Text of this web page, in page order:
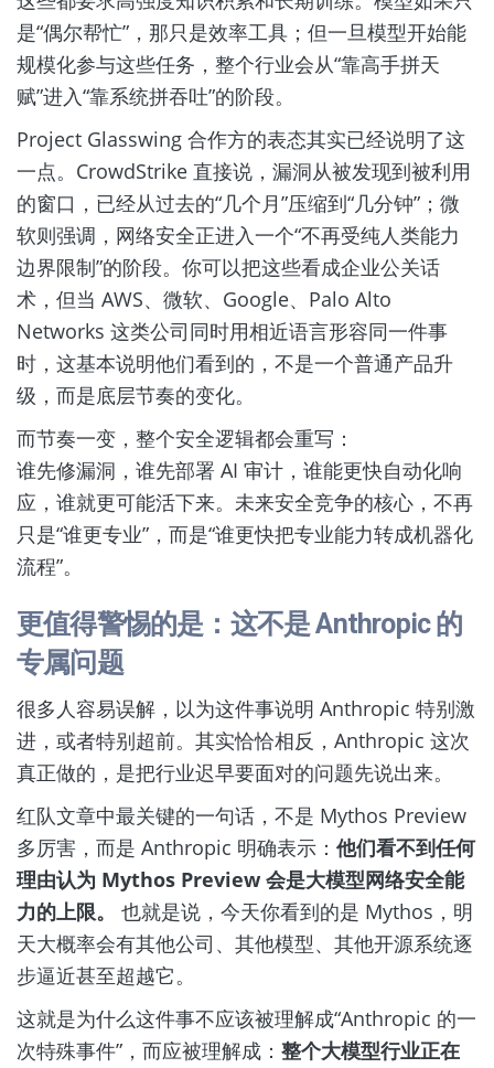
是“偶尔帮忙”，那只是效率工具；但一旦模型开始能
规模化参与这些任务，整个行业会从“靠高手拼天
赋”进入“靠系统拼吞吐”的阶段。
Project Glasswing 合作方的表态其实已经说明了这
一点。CrowdStrike 直接说，漏洞从被发现到被利用
的窗口，已经从过去的“几个月”压缩到“几分钟”；微
软则强调，网络安全正进入一个“不再受纯人类能力
边界限制”的阶段。你可以把这些看成企业公关话
术，但当 AWS、微软、Google、Palo Alto
Networks 这类公司同时用相近语言形容同一件事
时，这基本说明他们看到的，不是一个普通产品升
级，而是底层节奏的变化。
而节奏一变，整个安全逻辑都会重写：
谁先修漏洞，谁先部署 AI 审计，谁能更快自动化响
应，谁就更可能活下来。未来安全竞争的核心，不再
只是“谁更专业”，而是“谁更快把专业能力转成机器化
流程”。
更值得警惕的是：这不是 Anthropic 的
专属问题
很多人容易误解，以为这件事说明 Anthropic 特别激
进，或者特别超前。其实恰恰相反，Anthropic 这次
真正做的，是把行业迟早要面对的问题先说出来。
红队文章中最关键的一句话，不是 Mythos Preview
多厉害，而是 Anthropic 明确表示： 他们看不到任何
理由认为 Mythos Preview 会是大模型网络安全能
力的上限。
也就是说，今天你看到的是 Mythos，明
天大概率会有其他公司、其他模型、其他开源系统逐
步逼近甚至超越它。
这就是为什么这件事不应该被理解成“Anthropic 的一
次特殊事件”，而应被理解成： 整个大模型行业正在